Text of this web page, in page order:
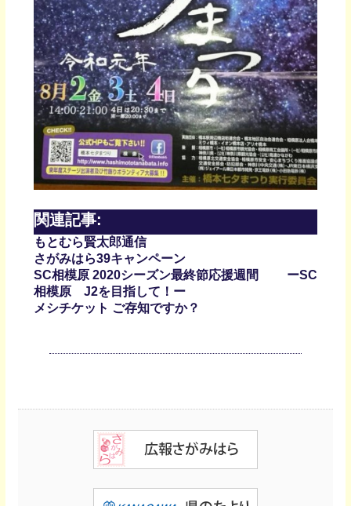
関連記事:
もとむら賢太郎通信
さがみはら39キャンペーン
SC相模原 2020シーズン最終節応援週間 ーSC
相模原 J2を目指して！ー
メシチケット ご存知ですか？